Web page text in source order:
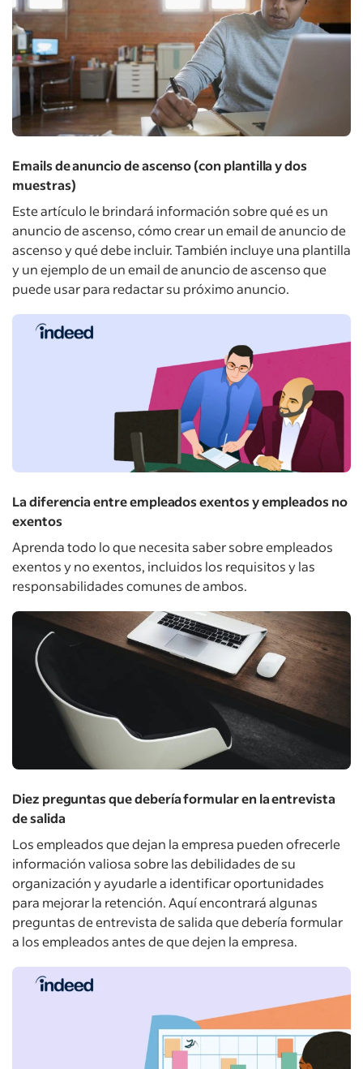
Emails de anuncio de ascenso (con plantilla y dos
muestras)
Este artículo le brindará información sobre qué es un
anuncio de ascenso, cómo crear un email de anuncio de
ascenso y qué debe incluir. También incluye una plantilla
y un ejemplo de un email de anuncio de ascenso que
puede usar para redactar su próximo anuncio.
La diferencia entre empleados exentos y empleados no
exentos
Aprenda todo lo que necesita saber sobre empleados
exentos y no exentos, incluidos los requisitos y las
responsabilidades comunes de ambos.
Diez preguntas que debería formular en la entrevista
de salida
Los empleados que dejan la empresa pueden ofrecerle
información valiosa sobre las debilidades de su
organización y ayudarle a identificar oportunidades
para mejorar la retención. Aquí encontrará algunas
preguntas de entrevista de salida que debería formular
a los empleados antes de que dejen la empresa.